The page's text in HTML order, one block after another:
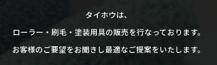
タイホウは、
ローラー・刷毛・塗装用具の販売を行なっております。
お客様のご要望をお聞きし最適なご提案をいたします。